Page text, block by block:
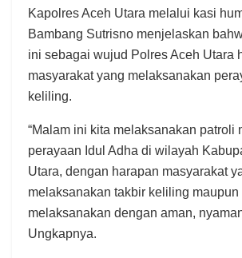
Kapolres Aceh Utara melalui kasi
Bambang Sutrisno menjelaskan
ini sebagai wujud Polres Aceh Utara
masyarakat yang melaksanakan
keliling.
“Malam ini kita melaksanakan patroli
perayaan Idul Adha di wilayah
Utara, dengan harapan masyarakat
melaksanakan takbir keliling
melaksanakan dengan aman,
Ungkapnya.